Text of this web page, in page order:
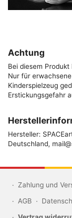
Achtung
Bei diesem
Nur für
Kinderspielzeug
Erstickungsgefahr
Hersteller:
Deutschland,
Zahlung und
AGB